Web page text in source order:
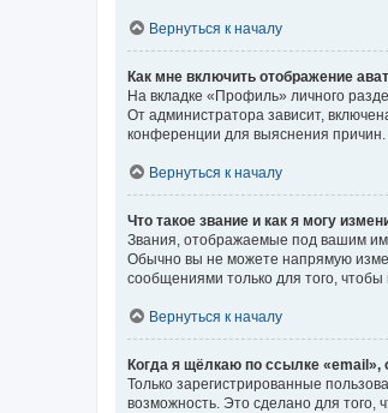
Вернуться к началу
Как мне включить отображение
На вкладке «Профиль» личного
От администратора зависит,
конференции для выяснения причин.
Вернуться к началу
Что такое звание и как я могу
Звания, отображаемые под вашим
Обычно вы не можете напрямую
сообщениями только для того,
Вернуться к началу
Когда я щёлкаю по ссылке «email»,
Только зарегистрированные
возможность. Это сделано для того,